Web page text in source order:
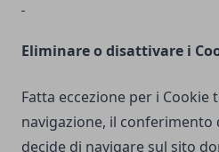
Eliminare o disattivare i
Fatta eccezione per i
navigazione, il conferimento
decide di navigare sul sito